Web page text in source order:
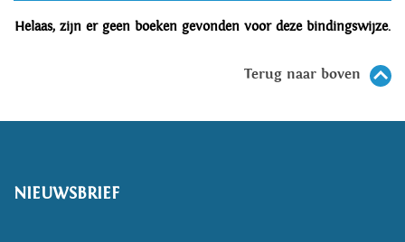
Helaas, zijn er geen boeken gevonden voor deze bindingswijze.
Terug naar boven
NIEUWSBRIEF